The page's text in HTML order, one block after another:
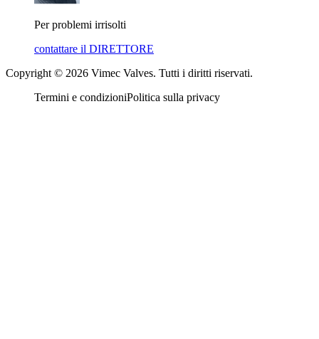
Per problemi irrisolti
contattare il DIRETTORE
Copyright © 2026 Vimec Valves. Tutti i diritti riservati.
Termini e condizioniPolitica sulla privacy